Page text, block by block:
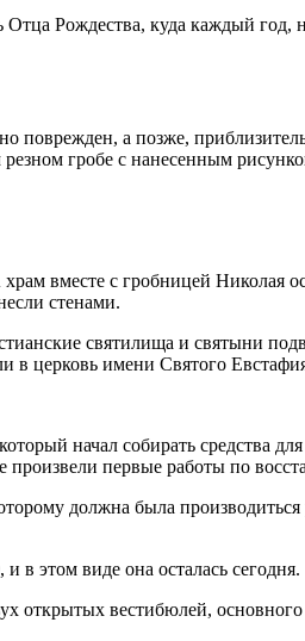
Рождества, куда каждый год,
поврежден, а позже,
гробе с нанесенным
вместе с гробницей Николая
стенами.
святилища и святыни
в церковь имени Святого
начал собирать средства
произвели первые работы по
должна была
в этом виде она осталась сегодня.
открытых вестибюлей, основного